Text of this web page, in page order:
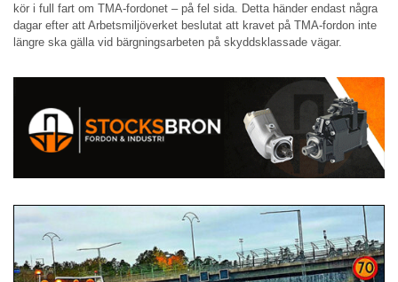
kör i full fart om TMA-fordonet – på fel sida. Detta händer endast några
dagar efter att Arbetsmiljöverket beslutat att kravet på TMA-fordon inte
längre ska gälla vid bärgningsarbeten på skyddsklassade vägar.